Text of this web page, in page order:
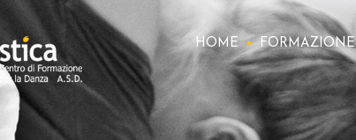
HOME FORMAZIONE